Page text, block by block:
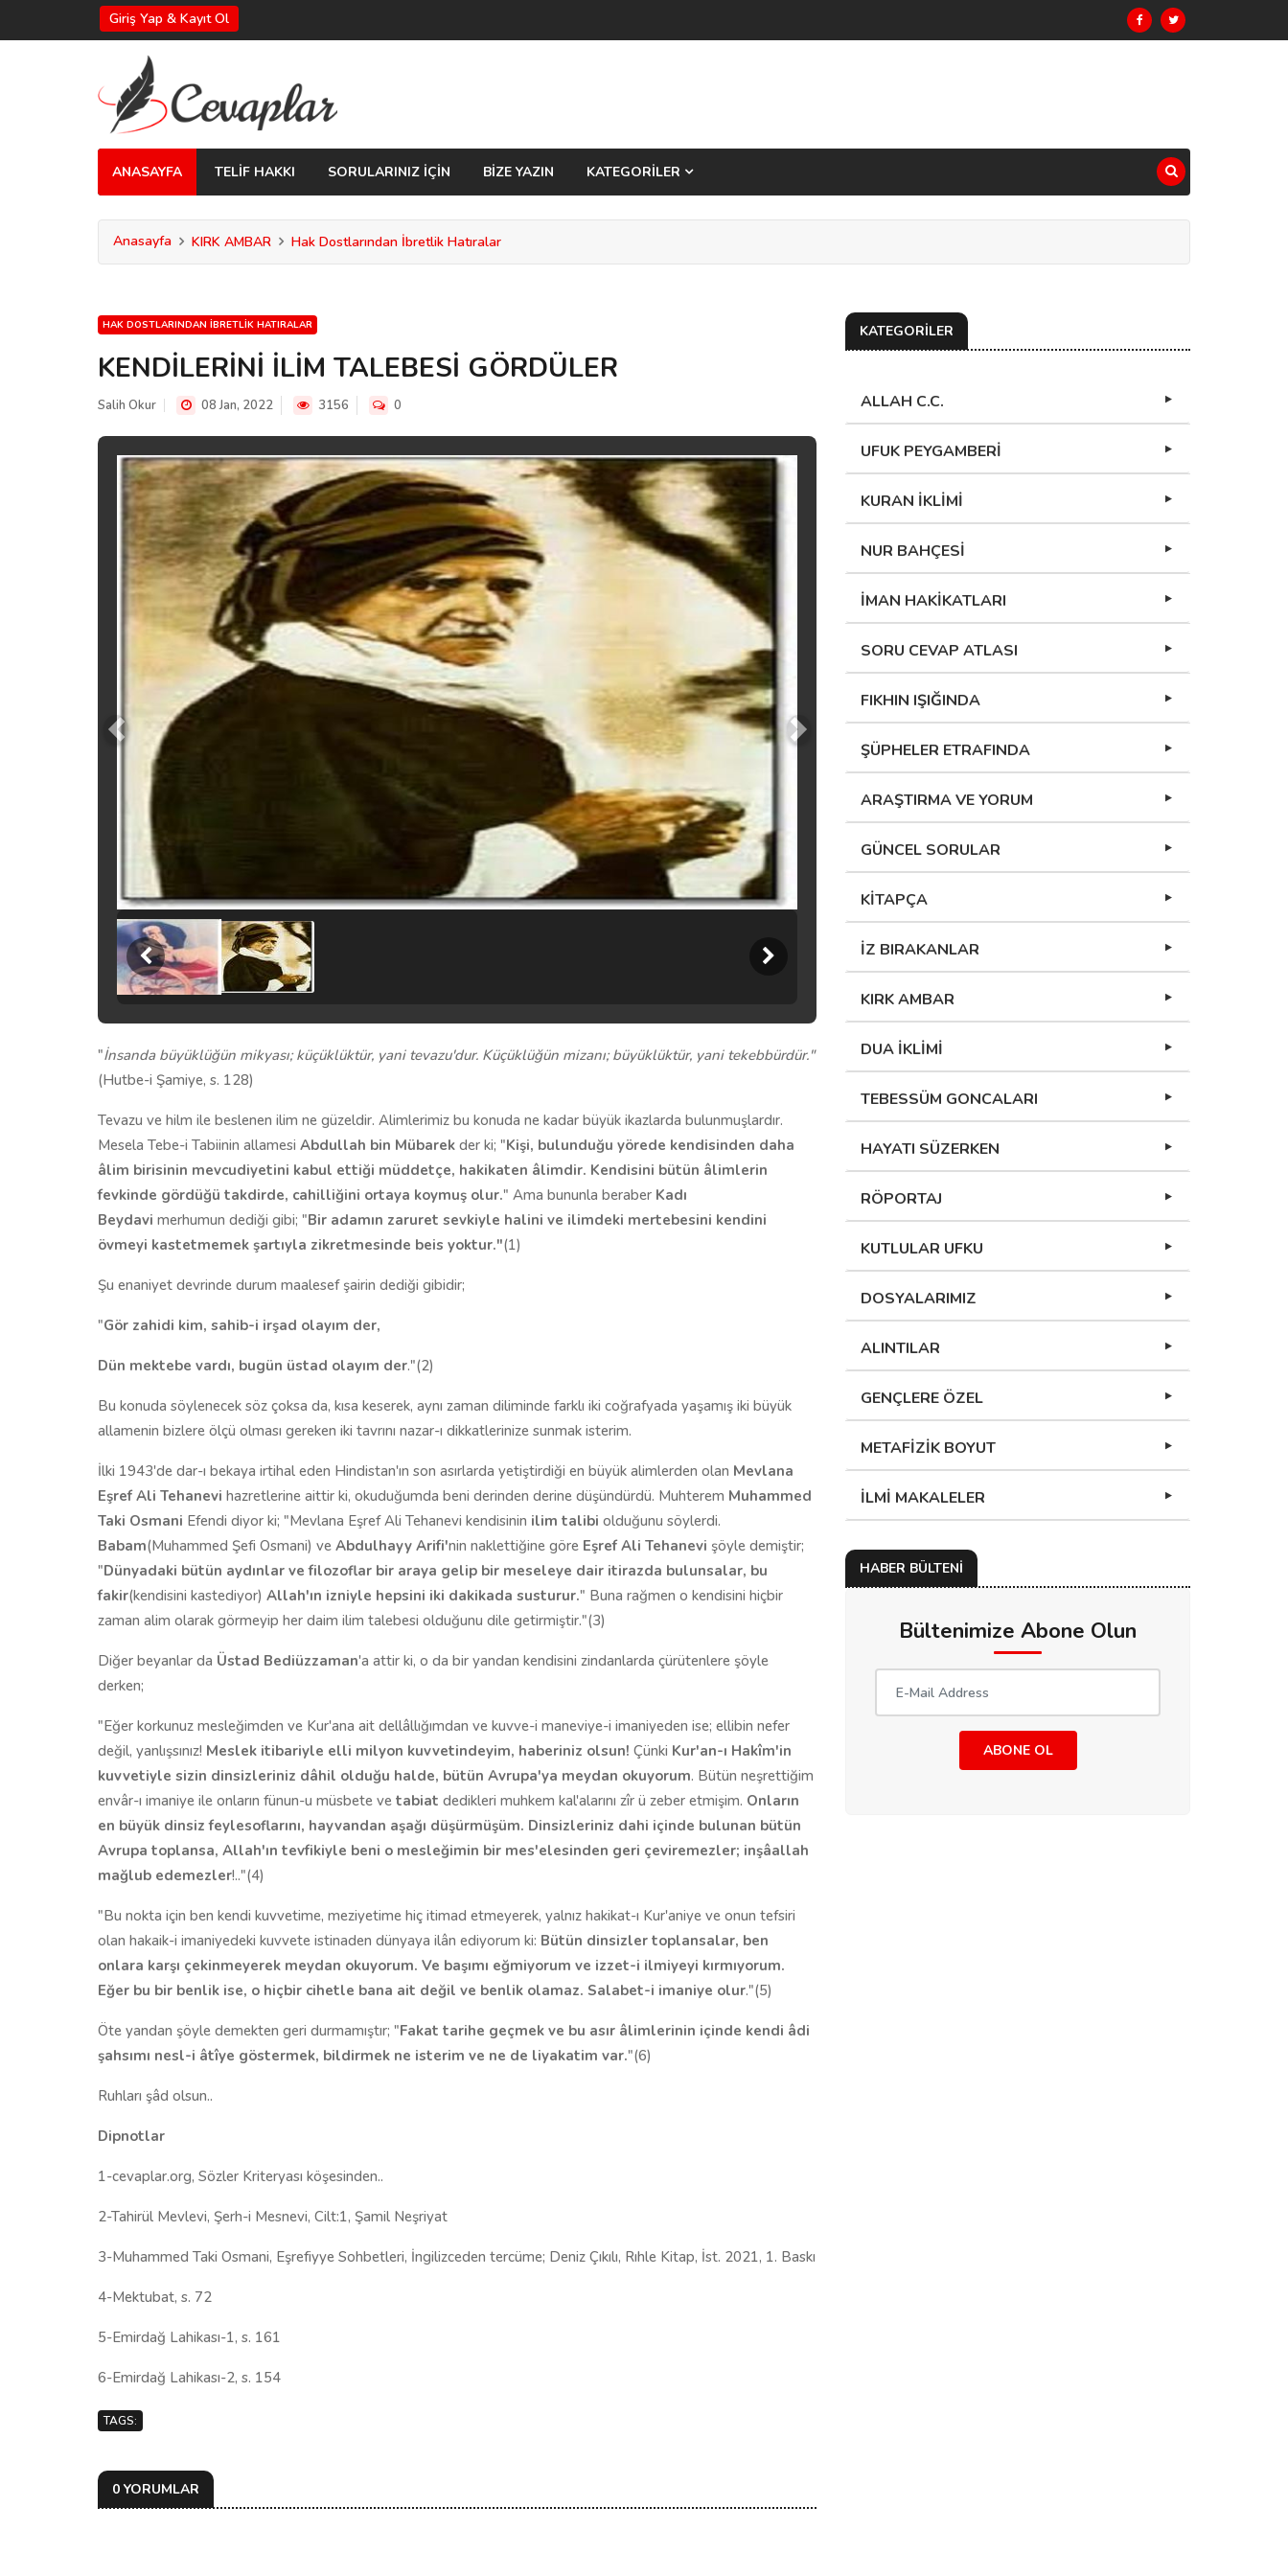
Giriş Yap & Kayıt Ol
ANASAYFA TELİF HAKKI SORULARINIZ İÇİN BİZE YAZIN KATEGORİLER
Anasayfa KIRK AMBAR Hak Dostlarından İbretlik Hatıralar
HAK DOSTLARINDAN İBRETLIK HATIRALAR
KENDİLERİNİ İLİM TALEBESİ GÖRDÜLER
Salih Okur 08 Jan, 2022 3156 0
"İnsanda büyüklüğün mikyası;küçüklüktür, yani tevazu'dur. Küçüklüğün mizanı; büyüklüktür, yani tekebbürdür."
(Hutbe-i Şamiye, s. 128)
Tevazu ve hilm ile beslenen ilim ne güzeldir. Alimlerimiz bu konuda ne kadar büyük ikazlarda bulunmuşlardır.
Mesela Tebe-i Tabiinin allamesi Abdullah bin Mübarek der ki; "Kişi, bulunduğu yörede kendisinden daha
âlim birisinin mevcudiyetini kabul ettiği müddetçe, hakikaten âlimdir. Kendisini bütün âlimlerin
fevkinde gördüğü takdirde, cahilliğini ortaya koymuş olur." Ama bununla beraber Kadı
Beydavi merhumun dediği gibi; "Bir adamın zaruret sevkiyle halini ve ilimdeki mertebesini kendini
övmeyi kastetmemek şartıyla zikretmesinde beis yoktur."(1)
Şu enaniyet devrinde durum maalesef şairin dediği gibidir;
"Gör zahidi kim, sahib-i irşad olayım der,
Dün mektebe vardı, bugün üstad olayım der."(2)
Bu konuda söylenecek söz çoksa da, kısa keserek, aynı zaman diliminde farklı iki coğrafyada yaşamış iki büyük
allamenin bizlere ölçü olması gereken iki tavrını nazar-ı dikkatlerinize sunmak isterim.
İlki 1943'de dar-ı bekaya irtihal eden Hindistan'ın son asırlarda yetiştirdiği en büyük alimlerden olan Mevlana
Eşref Ali Tehanevi hazretlerine aittir ki, okuduğumda beni derinden derine düşündürdü. Muhterem Muhammed
Taki Osmani Efendi diyor ki; "Mevlana Eşref Ali Tehanevi kendisinin ilim talibi olduğunu söylerdi.
Babam(Muhammed Şefi Osmani) ve Abdulhayy Arifi'nin naklettiğine göre Eşref Ali Tehanevi şöyle demiştir;
"Dünyadaki bütün aydınlar ve filozoflar bir araya gelip bir meseleye dair itirazda bulunsalar, bu
fakir(kendisini kastediyor) Allah'ın izniyle hepsini iki dakikada susturur." Buna rağmen o kendisini hiçbir
zaman alim olarak görmeyip her daim ilim talebesi olduğunu dile getirmiştir."(3)
Diğer beyanlar da Üstad Bediüzzaman'a attir ki, o da bir yandan kendisini zindanlarda çürütenlere şöyle
derken;
"Eğer korkunuz mesleğimden ve Kur'ana ait dellâllığımdan ve kuvve-i maneviye-i imaniyeden ise; ellibin nefer
değil, yanlışsınız! Meslek itibariyle elli milyon kuvvetindeyim, haberiniz olsun! Çünki Kur'an-ı Hakîm'in
kuvvetiyle sizin dinsizleriniz dâhil olduğu halde, bütün Avrupa'ya meydan okuyorum. Bütün neşrettiğim
envâr-ı imaniye ile onların fünun-u müsbete ve tabiat dedikleri muhkem kal'alarını zîr ü zeber etmişim. Onların
en büyük dinsiz feylesoflarını, hayvandan aşağı düşürmüşüm. Dinsizleriniz dahi içinde bulunan bütün
Avrupa toplansa, Allah'ın tevfikiyle beni o mesleğimin bir mes'elesinden geri çeviremezler; inşâallah
mağlub edemezler!.."(4)
"Bu nokta için ben kendi kuvvetime, meziyetime hiç itimad etmeyerek, yalnız hakikat-ı Kur'aniye ve onun tefsiri
olan hakaik-i imaniyedeki kuvvete istinaden dünyaya ilân ediyorum ki: Bütün dinsizler toplansalar, ben
onlara karşı çekinmeyerek meydan okuyorum. Ve başımı eğmiyorum ve izzet-i ilmiyeyi kırmıyorum.
Eğer bu bir benlik ise, o hiçbir cihetle bana ait değil ve benlik olamaz. Salabet-i imaniye olur."(5)
Öte yandan şöyle demekten geri durmamıştır; "Fakat tarihe geçmek ve bu asır âlimlerinin içinde kendi âdi
şahsımı nesl-i âtîye göstermek, bildirmek ne isterim ve ne de liyakatim var."(6)
Ruhları şâd olsun..
Dipnotlar
1-cevaplar.org, Sözler Kriteryası köşesinden..
2-Tahirül Mevlevi, Şerh-i Mesnevi, Cilt:1, Şamil Neşriyat
3-Muhammed Taki Osmani, Eşrefiyye Sohbetleri, İngilizceden tercüme; Deniz Çıkılı, Rıhle Kitap, İst. 2021, 1. Baskı
4-Mektubat, s. 72
5-Emirdağ Lahikası-1, s. 161
6-Emirdağ Lahikası-2, s. 154
TAGS:
0 YORUMLAR
KATEGORİLER
ALLAH C.C.
UFUK PEYGAMBERİ
KURAN İKLİMİ
NUR BAHÇESİ
İMAN HAKİKATLARI
SORU CEVAP ATLASI
FIKHIN IŞIĞINDA
ŞÜPHELER ETRAFINDA
ARAŞTIRMA VE YORUM
GÜNCEL SORULAR
KİTAPÇA
İZ BIRAKANLAR
KIRK AMBAR
DUA İKLİMİ
TEBESSÜM GONCALARI
HAYATI SÜZERKEN
RÖPORTAJ
KUTLULAR UFKU
DOSYALARIMIZ
ALINTILAR
GENÇLERE ÖZEL
METAFİZİK BOYUT
İLMİ MAKALELER
HABER BÜLTENİ
Bültenimize Abone Olun
ABONE OL